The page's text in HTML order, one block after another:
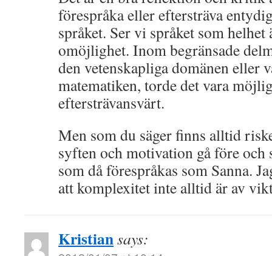
förespråka eller eftersträva
språket. Ser vi språket som helhet
omöjlighet. Inom begränsade
den vetenskapliga domänen eller
matematiken, torde det vara
eftersträvansvärt.
Men som du säger finns alltid
syften och motivation gå före
som då förespråkas som Sanna.
att komplexitet inte alltid är av
Kristiansays: